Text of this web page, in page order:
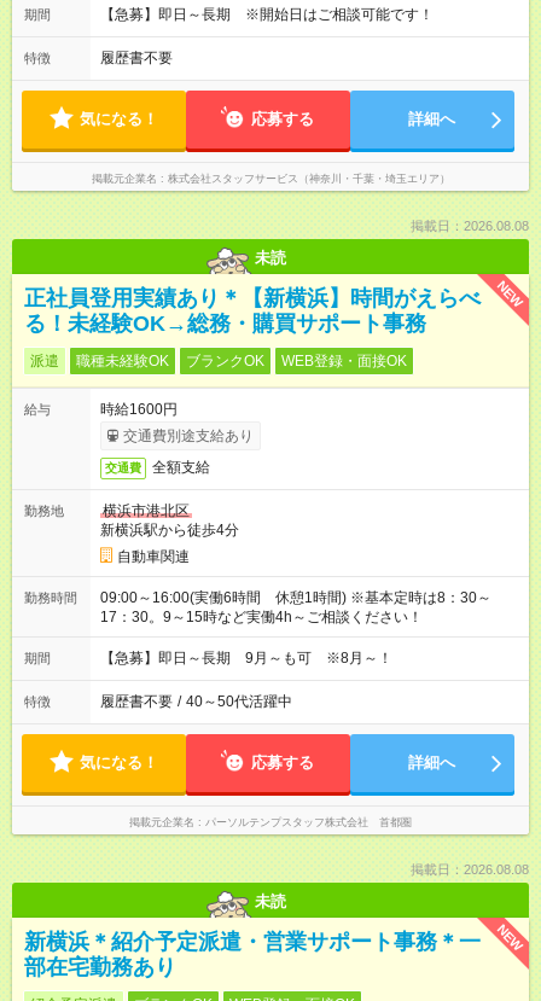
期間 【急募】即日～長期 ※開始日はご相談可能です！
特徴 履歴書不要
気になる！ 応募する 詳細へ
掲載元企業名 株式会社スタッフサービス（神奈川・千葉・埼玉エリア）
掲載日：2026.08.08
未読
NEW
正社員登用実績あり＊【新横浜】時間がえらべ
る！未経験OK→総務・購買サポート事務
派遣 職種未経験OK ブランクOK WEB登録・面接OK
給与
時給1600円
交通費別途支給あり
交通費 全額支給
勤務地
横浜市港北区
新横浜駅から徒歩4分
自動車関連
勤務時間
09:00～16:00(実働6時間 休憩1時間) ※基本定時は8：30～
17：30。9～15時など実働4h～ご相談ください！
期間 【急募】即日～長期 9月～も可 ※8月～！
特徴 履歴書不要 / 40～50代活躍中
気になる！ 応募する 詳細へ
掲載元企業名 パーソルテンプスタッフ株式会社 首都圏
掲載日：2026.08.08
未読
NEW
新横浜＊紹介予定派遣・営業サポート事務＊一
部在宅勤務あり